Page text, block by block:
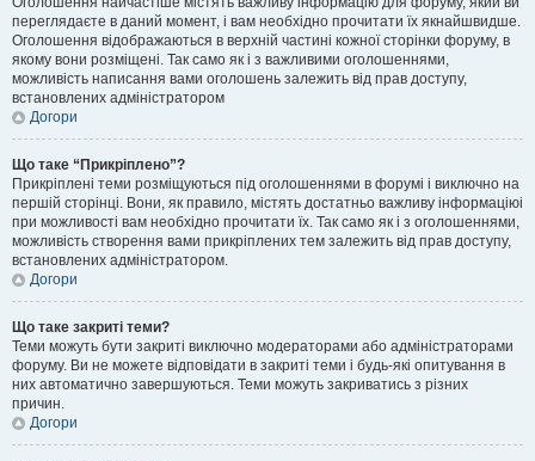
переглядаєте в даний момент, і вам необхідно прочитати їх якнайшвидше.
Оголошення відображаються в верхній частині кожної сторінки форуму, в
якому вони розміщені. Так само як і з важливими оголошеннями,
можливість написання вами оголошень залежить від прав доступу,
встановлених адміністратором
Догори
Що таке “Прикріплено”?
Прикріплені теми розміщуються під оголошеннями в форумі і виключно на
першій сторінці. Вони, як правило, містять достатньо важливу інформаціюі
при можливості вам необхідно прочитати їх. Так само як і з оголошеннями,
можливість створення вами прикріплених тем залежить від прав доступу,
встановлених адміністратором.
Догори
Що таке закриті теми?
Теми можуть бути закриті виключно модераторами або адміністраторами
форуму. Ви не можете відповідати в закриті теми і будь-які опитування в
них автоматично завершуються. Теми можуть закриватись з різних
причин.
Догори